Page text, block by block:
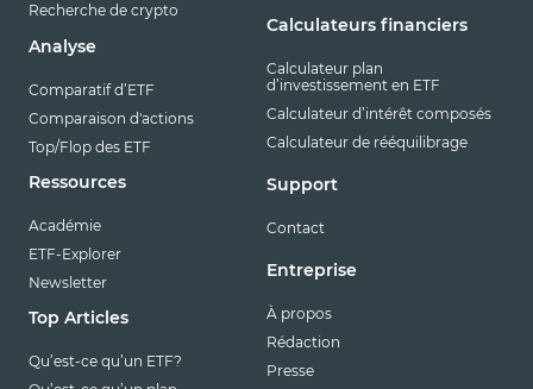
Recherche de crypto
Analyse
Comparatif d’ETF
Comparaison d'actions
Top/Flop des ETF
Ressources
Académie
ETF-Explorer
Newsletter
Top Articles
Qu’est-ce qu’un ETF?
Calculateurs financiers
Calculateur plan
d’investissement en ETF
Calculateur d’intérêt composés
Calculateur de rééquilibrage
Support
Contact
Entreprise
À propos
Rédaction
Presse